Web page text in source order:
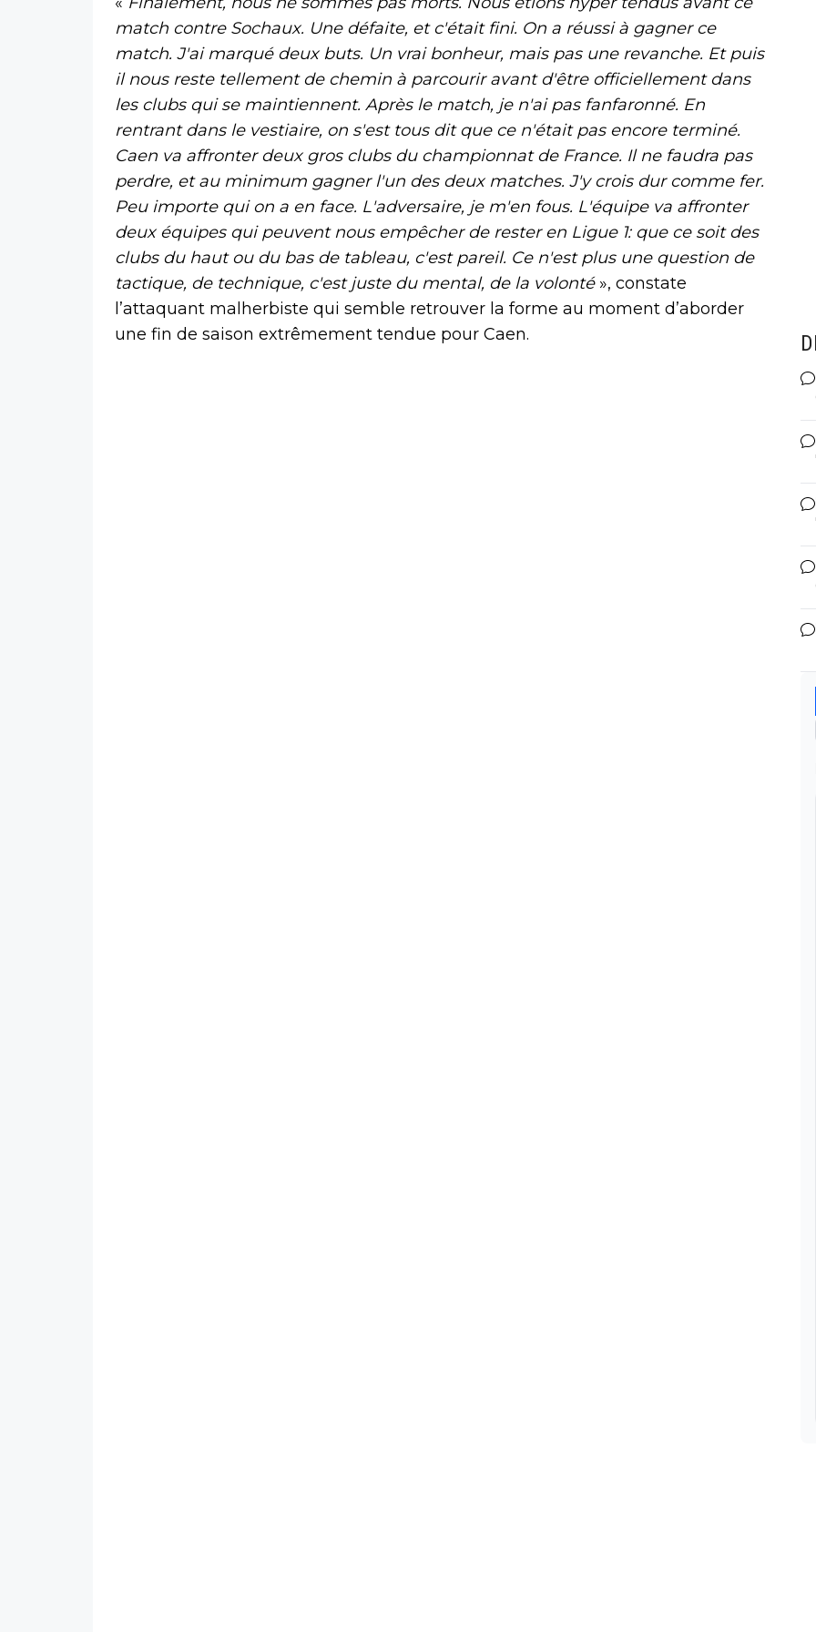
match contre Sochaux. Une défaite, et c'était fini. On a réussi à gagner ce
match. J'ai marqué deux buts. Un vrai bonheur, mais pas une revanche. Et puis
il nous reste tellement de chemin à parcourir avant d'être officiellement dans
les clubs qui se maintiennent. Après le match, je n'ai pas fanfaronné. En
rentrant dans le vestiaire, on s'est tous dit que ce n'était pas encore terminé.
Caen va affronter deux gros clubs du championnat de France. Il ne faudra pas
perdre, et au minimum gagner l'un des deux matches. J'y crois dur comme fer.
Peu importe qui on a en face. L'adversaire, je m'en fous. L'équipe va affronter
deux équipes qui peuvent nous empêcher de rester en Ligue 1: que ce soit des
clubs du haut ou du bas de tableau, c'est pareil. Ce n'est plus une question de
tactique, de technique, c'est juste du mental, de la volonté », constate
l’attaquant malherbiste qui semble retrouver la forme au moment d’aborder
une fin de saison extrêmement tendue pour Caen.